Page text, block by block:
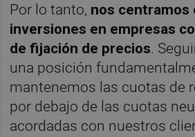
Por lo tanto, nos centramos
inversiones en empresas
de fijación de precios.
una posición
mantenemos las cuotas de
por debajo de las cuotas
acordadas con nuestros